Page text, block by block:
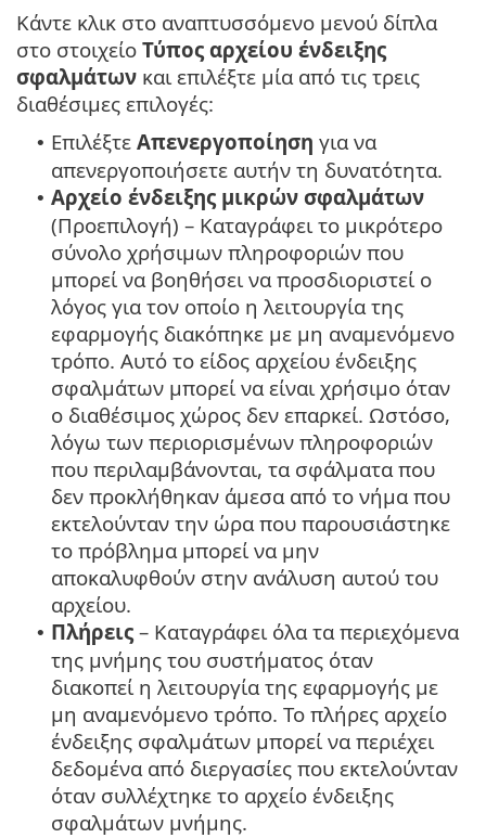
Κάντε κλικ στο αναπτυσσόμενο μενού δίπλα
στο στοιχείο Τύπος αρχείου ένδειξης
σφαλμάτων και επιλέξτε μία από τις τρεις
διαθέσιμες επιλογές:
• Επιλέξτε Απενεργοποίηση για να
απενεργοποιήσετε αυτήν τη δυνατότητα.
• Αρχείο ένδειξης μικρών σφαλμάτων
(Προεπιλογή) – Καταγράφει το μικρότερο
σύνολο χρήσιμων πληροφοριών που
μπορεί να βοηθήσει να προσδιοριστεί ο
λόγος για τον οποίο η λειτουργία της
εφαρμογής διακόπηκε με μη αναμενόμενο
τρόπο. Αυτό το είδος αρχείου ένδειξης
σφαλμάτων μπορεί να είναι χρήσιμο όταν
ο διαθέσιμος χώρος δεν επαρκεί. Ωστόσο,
λόγω των περιορισμένων πληροφοριών
που περιλαμβάνονται, τα σφάλματα που
δεν προκλήθηκαν άμεσα από το νήμα που
εκτελούνταν την ώρα που παρουσιάστηκε
το πρόβλημα μπορεί να μην
αποκαλυφθούν στην ανάλυση αυτού του
αρχείου.
• Πλήρεις – Καταγράφει όλα τα περιεχόμενα
της μνήμης του συστήματος όταν
διακοπεί η λειτουργία της εφαρμογής με
μη αναμενόμενο τρόπο. Το πλήρες αρχείο
ένδειξης σφαλμάτων μπορεί να περιέχει
δεδομένα από διεργασίες που εκτελούνταν
όταν συλλέχτηκε το αρχείο ένδειξης
σφαλμάτων μνήμης.